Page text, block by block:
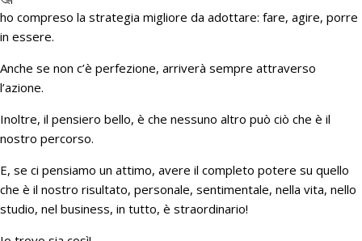
ho compreso la strategia migliore da adottare: fare, agire, porre
in essere.
Anche se non c’è perfezione, arriverà sempre attraverso
l’azione.
Inoltre, il pensiero bello, è che nessuno altro può ciò che è il
nostro percorso.
E, se ci pensiamo un attimo, avere il completo potere su quello
che è il nostro risultato, personale, sentimentale, nella vita, nello
studio, nel business, in tutto, è straordinario!